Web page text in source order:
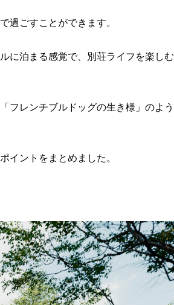
過ごすことができます。
に泊まる感覚で、別荘ライフを楽しむ
フレンチブルドッグの生き様」のよう
イントをまとめました。